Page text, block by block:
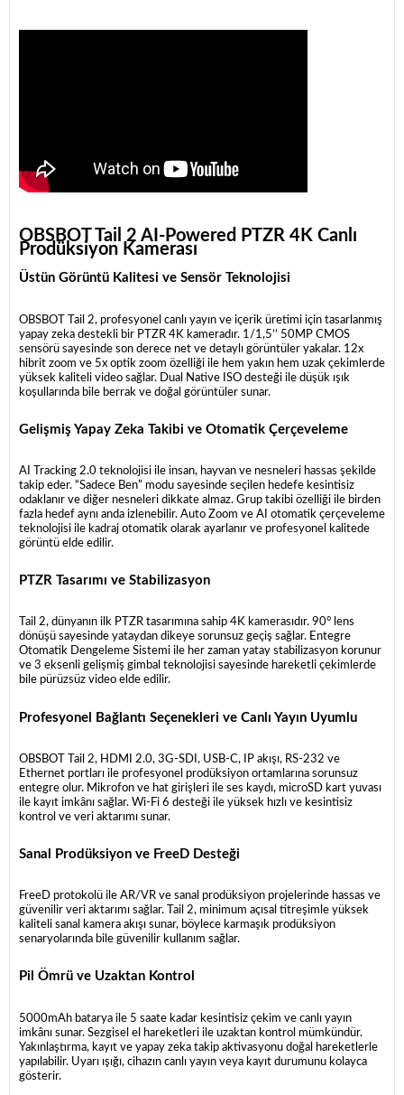
OBSBOT Tail 2 AI-Powered PTZR 4K Canlı
Prodüksiyon Kamerası
Üstün Görüntü Kalitesi ve Sensör Teknolojisi
OBSBOT Tail 2, profesyonel canlı yayın ve içerik üretimi için tasarlanmış
yapay zeka destekli bir PTZR 4K kameradır. 1/1,5’’ 50MP CMOS
sensörü sayesinde son derece net ve detaylı görüntüler yakalar. 12x
hibrit zoom ve 5x optik zoom özelliği ile hem yakın hem uzak çekimlerde
yüksek kaliteli video sağlar. Dual Native ISO desteği ile düşük ışık
koşullarında bile berrak ve doğal görüntüler sunar.
Gelişmiş Yapay Zeka Takibi ve Otomatik Çerçeveleme
AI Tracking 2.0 teknolojisi ile insan, hayvan ve nesneleri hassas şekilde
takip eder. “Sadece Ben” modu sayesinde seçilen hedefe kesintisiz
odaklanır ve diğer nesneleri dikkate almaz. Grup takibi özelliği ile birden
fazla hedef aynı anda izlenebilir. Auto Zoom ve AI otomatik çerçeveleme
teknolojisi ile kadraj otomatik olarak ayarlanır ve profesyonel kalitede
görüntü elde edilir.
PTZR Tasarımı ve Stabilizasyon
Tail 2, dünyanın ilk PTZR tasarımına sahip 4K kamerasıdır. 90° lens
dönüşü sayesinde yataydan dikeye sorunsuz geçiş sağlar. Entegre
Otomatik Dengeleme Sistemi ile her zaman yatay stabilizasyon korunur
ve 3 eksenli gelişmiş gimbal teknolojisi sayesinde hareketli çekimlerde
bile pürüzsüz video elde edilir.
Profesyonel Bağlantı Seçenekleri ve Canlı Yayın Uyumlu
OBSBOT Tail 2, HDMI 2.0, 3G-SDI, USB-C, IP akışı, RS-232 ve
Ethernet portları ile profesyonel prodüksiyon ortamlarına sorunsuz
entegre olur. Mikrofon ve hat girişleri ile ses kaydı, microSD kart yuvası
ile kayıt imkânı sağlar. Wi-Fi 6 desteği ile yüksek hızlı ve kesintisiz
kontrol ve veri aktarımı sunar.
Sanal Prodüksiyon ve FreeD Desteği
FreeD protokolü ile AR/VR ve sanal prodüksiyon projelerinde hassas ve
güvenilir veri aktarımı sağlar. Tail 2, minimum açısal titreşimle yüksek
kaliteli sanal kamera akışı sunar, böylece karmaşık prodüksiyon
senaryolarında bile güvenilir kullanım sağlar.
Pil Ömrü ve Uzaktan Kontrol
5000mAh batarya ile 5 saate kadar kesintisiz çekim ve canlı yayın
imkânı sunar. Sezgisel el hareketleri ile uzaktan kontrol mümkündür.
Yakınlaştırma, kayıt ve yapay zeka takip aktivasyonu doğal hareketlerle
yapılabilir. Uyarı ışığı, cihazın canlı yayın veya kayıt durumunu kolayca
gösterir.